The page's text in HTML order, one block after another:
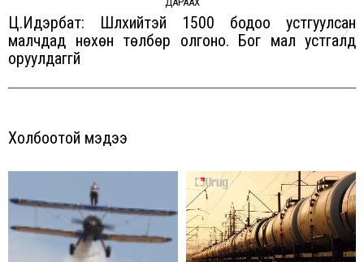
Next
Ц.Идэрбат: Шүлхийтэй 1500 бодоо устгуулсан
малчдад нөхөн төлбөр олгоно. Бог мал устгалд
оруулдаггүй
Холбоотой мэдээ